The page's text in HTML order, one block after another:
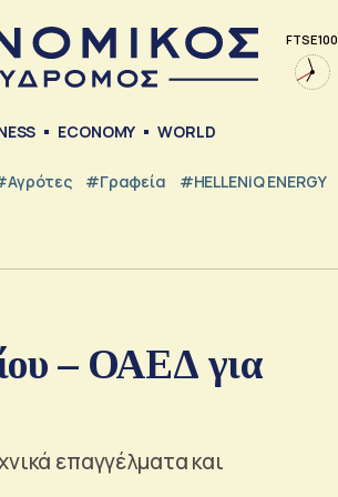
FTSE 100
ECONOMY WORLD
#Γραφεία #HELLENiQ ENERGY
– ΟΑΕΔ για
επαγγέλματα και